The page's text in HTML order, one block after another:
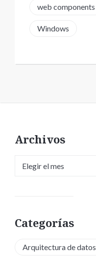
web components
Windows
Archivos
Categorías
Arquitectura de datos